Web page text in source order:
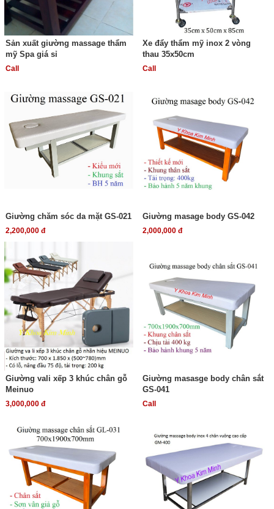
Sản xuất giường massage thẩm
mỹ Spa giá sỉ
Call
Xe đẩy thẩm mỹ inox 2 vòng
thau 35x50cm
Call
Giường chăm sóc da mặt GS-021
2,200,000 đ
Giường masage body GS-042
2,000,000 đ
Giường vali xếp 3 khúc chân gỗ
Meinuo
3,000,000 đ
Giường masasge body chân sắt
GS-041
Call